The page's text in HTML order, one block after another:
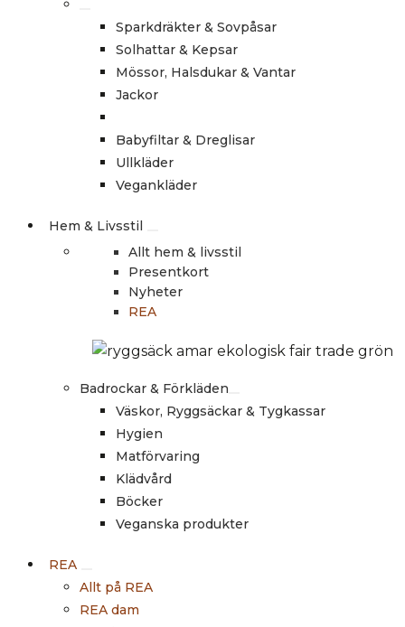
Sparkdräkter & Sovpåsar
Solhattar & Kepsar
Mössor, Halsdukar & Vantar
Jackor
Babyfiltar & Dreglisar
Ullkläder
Vegankläder
Hem & Livsstil
Allt hem & livsstil
Presentkort
Nyheter
REA
Badrockar & Förkläden
Väskor, Ryggsäckar & Tygkassar
Hygien
Matförvaring
Klädvård
Böcker
Veganska produkter
REA
Allt på REA
REA dam